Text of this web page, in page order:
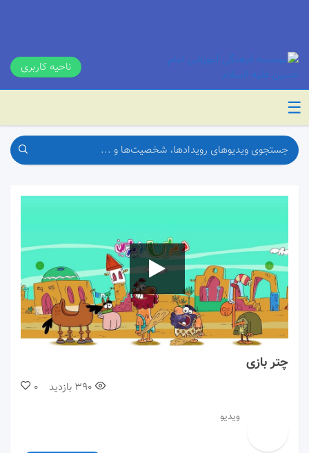
ناحیه کاربری
☰
00:00 01:13
چتر بازی
0 390 بازدید
ویدیو